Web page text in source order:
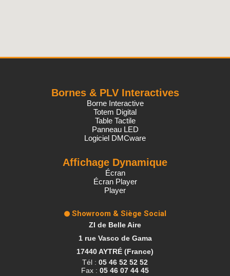
Bornes & PLV Interactives
Borne Interactive
Totem Digital
Table Tactile
Panneau LED
Logiciel DMCware
Affichage Dynamique
Écran
Écran Player
Player
Showroom & Siège Social
ZI de Belle Aire
1 rue Vasco de Gama
17440 AYTRÉ (France)
Tél : 05 46 52 52 52
Fax : 05 46 07 44 45